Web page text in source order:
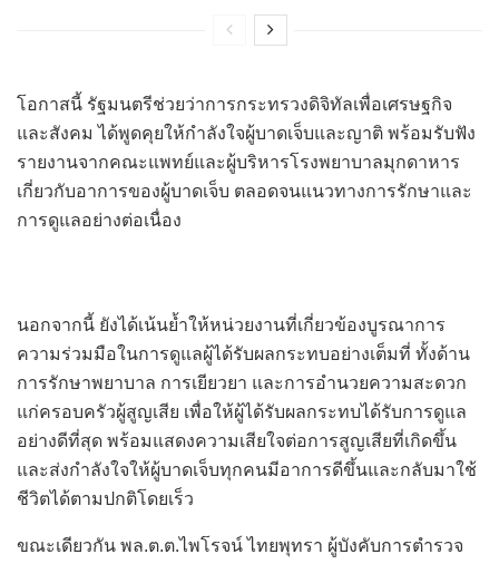
โอกาสนี้ รัฐมนตรีช่วยว่าการกระทรวงดิจิทัลเพื่อเศรษฐกิจ
และสังคม ได้พูดคุยให้กำลังใจผู้บาดเจ็บและญาติ พร้อมรับฟัง
รายงานจากคณะแพทย์และผู้บริหารโรงพยาบาลมุกดาหาร
เกี่ยวกับอาการของผู้บาดเจ็บ ตลอดจนแนวทางการรักษาและ
การดูแลอย่างต่อเนื่อง
นอกจากนี้ ยังได้เน้นย้ำให้หน่วยงานที่เกี่ยวข้องบูรณาการ
ความร่วมมือในการดูแลผู้ได้รับผลกระทบอย่างเต็มที่ ทั้งด้าน
การรักษาพยาบาล การเยียวยา และการอำนวยความสะดวก
แก่ครอบครัวผู้สูญเสีย เพื่อให้ผู้ได้รับผลกระทบได้รับการดูแล
อย่างดีที่สุด พร้อมแสดงความเสียใจต่อการสูญเสียที่เกิดขึ้น
และส่งกำลังใจให้ผู้บาดเจ็บทุกคนมีอาการดีขึ้นและกลับมาใช้
ชีวิตได้ตามปกติโดยเร็ว
ขณะเดียวกัน พล.ต.ต.ไพโรจน์ ไทยพุทรา ผู้บังคับการตำรวจ